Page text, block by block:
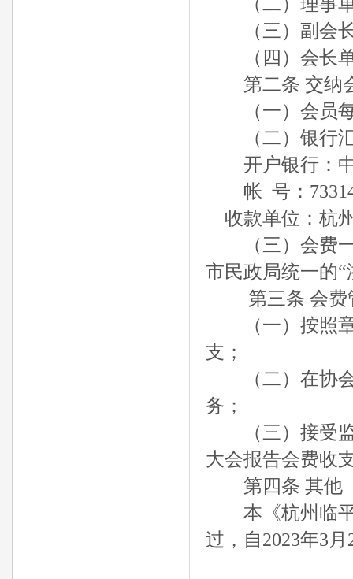
（三）副会长
（四）会长单
第二条 交纳
（一）会员每
（二）银行
开户银行：中
帐 号：
收款单位：杭
（三）会费一
市民政局统一的
第三条 会费
（一）按照章
支；
（二）在协会
务；
（三）接受监
大会报告会费收
第四条 其他
本《杭州临平
过，自2023年3